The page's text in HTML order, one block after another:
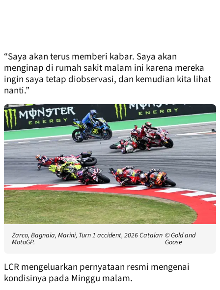
“Saya akan terus memberi kabar. Saya akan
menginap di rumah sakit malam ini karena mereka
ingin saya tetap diobservasi, dan kemudian kita lihat
nanti.”
Zarco, Bagnaia, Marini, Turn 1 accident, 2026 Catalan
MotoGP.
© Gold and
Goose
LCR mengeluarkan pernyataan resmi mengenai
kondisinya pada Minggu malam.